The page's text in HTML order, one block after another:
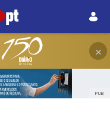
×
PUB